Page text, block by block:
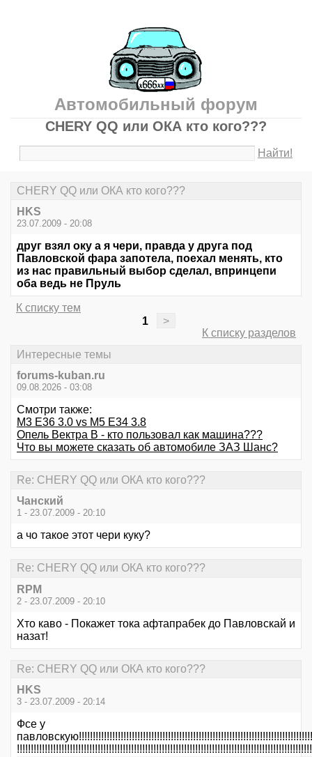
Автомобильный форум
CHERY QQ или ОКА кто кого???
Найти!
CHERY QQ или ОКА кто кого???
HKS
23.07.2009 - 20:08
друг взял оку а я чери, правда у друга под
Павловской фара запотела, поехал менять, кто
из нас правильный выбор сделал, впринцепи
оба ведь не Пруль
К списку тем
1
>
К списку разделов
Интересные темы
forums-kuban.ru
09.08.2026 - 03:08
Смотри также:
M3 E36 3.0 vs M5 E34 3.8
Опель Вектра В - кто пользовал как машина???
Что вы можете сказать об автомобиле ЗАЗ Шанс?
Re: CHERY QQ или ОКА кто кого???
Чанский
1 - 23.07.2009 - 20:10
а чо такое этот чери куку?
Re: CHERY QQ или ОКА кто кого???
RPM
2 - 23.07.2009 - 20:10
Хто каво - Покажет тока афтапрабек до Павловскай и
назат!
Re: CHERY QQ или ОКА кто кого???
HKS
3 - 23.07.2009 - 20:14
Фсе у